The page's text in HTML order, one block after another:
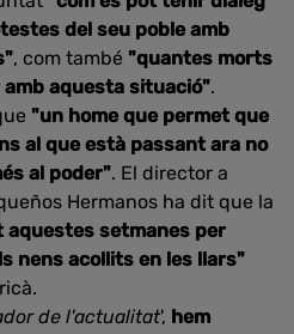
del seu poble amb
, com també "quantes morts
aquesta situació".
"un home que permet que
al que està passant ara no
al poder". El director a
Hermanos ha dit que la
aquestes setmanes per
nens acollits en les llars"
de l'actualitat', hem